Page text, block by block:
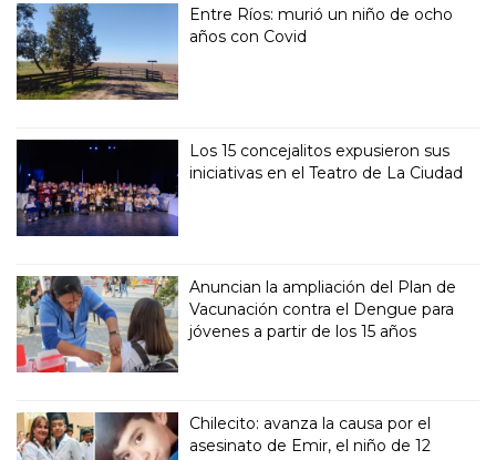
Entre Ríos: murió un niño de ocho
años con Covid
Los 15 concejalitos expusieron sus
iniciativas en el Teatro de La Ciudad
Anuncian la ampliación del Plan de
Vacunación contra el Dengue para
jóvenes a partir de los 15 años
Chilecito: avanza la causa por el
asesinato de Emir, el niño de 12